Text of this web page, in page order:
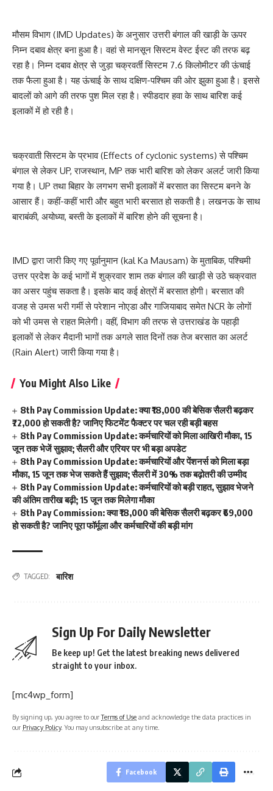
मौसम विभाग (IMD Updates) के अनुसार उत्तरी बंगाल की खाड़ी के ऊपर
निम्न दबाव क्षेत्र बना हुआ है। वहां से मानसून सिस्टम वेस्ट ईस्ट की तरफ बढ़
रहा है। निम्न दबाव क्षेत्र से जुड़ा चक्रवर्ती सिस्टम 7.6 किलोमीटर की ऊंचाई
तक फैला हुआ है। यह ऊंचाई के साथ दक्षिण-पश्चिम की ओर झुका हुआ है। इससे
बादलों को आगे की तरफ पुश मिल रहा है। स्पीडदार हवा के साथ बारिश कई
इलाकों में हो रही है।
चक्रवाती सिस्टम के प्रभाव (Effects of cyclonic systems) से पश्चिम
बंगाल से लेकर UP, राजस्थान, MP तक भारी बारिश को लेकर अलर्ट जारी किया
गया है। UP तथा बिहार के लगभग सभी इलाकों में बरसात का सिस्टम बनने के
आसार हैं। कहीं-कहीं भारी और बहुत भारी बरसात हो सकती है। लखनऊ के साथ
बाराबंकी, अयोध्या, बस्ती के इलाकों में बारिश होने की सूचना है।
IMD द्वारा जारी किए गए पूर्वानुमान (kal Ka Mausam) के मुताबिक, पश्चिमी
उत्तर प्रदेश के कई भागों में शुक्रवार शाम तक बंगाल की खाड़ी से उठे चक्रवात
का असर पहुंच सकता है। इसके बाद कई क्षेत्रों में बरसात होगी। बरसात की
वजह से उमस भरी गर्मी से परेशान नोएडा और गाजियाबाद समेत NCR के लोगों
को भी उमस से राहत मिलेगी। वहीं, विभाग की तरफ से उत्तराखंड के पहाड़ी
इलाकों से लेकर मैदानी भागों तक अगले सात दिनों तक तेज बरसात का अलर्ट
(Rain Alert) जारी किया गया है।
You Might Also Like
8th Pay Commission Update: क्या ₹18,000 की बेसिक सैलरी बढ़कर
₹72,000 हो सकती है? जानिए फिटमेंट फैक्टर पर चल रही बड़ी बहस
8th Pay Commission Update: कर्मचारियों को मिला आखिरी मौका, 15
जून तक भेजें सुझाव; सैलरी और एरियर पर भी बड़ा अपडेट
8th Pay Commission Update: कर्मचारियों और पेंशनर्स को मिला बड़ा
मौका, 15 जून तक भेज सकते हैं सुझाव; सैलरी में 30% तक बढ़ोतरी की उम्मीद
8th Pay Commission Update: कर्मचारियों को बड़ी राहत, सुझाव भेजने
की अंतिम तारीख बढ़ी; 15 जून तक मिलेगा मौका
8th Pay Commission: क्या ₹18,000 की बेसिक सैलरी बढ़कर ₹69,000
हो सकती है? जानिए पूरा फॉर्मूला और कर्मचारियों की बड़ी मांग
TAGGED: बारिश
Sign Up For Daily Newsletter
Be keep up! Get the latest breaking news delivered
straight to your inbox.
[mc4wp_form]
By signing up, you agree to ourTerms of Use and acknowledge the data practices in
our Privacy Policy. You may unsubscribe at any time.
Facebook